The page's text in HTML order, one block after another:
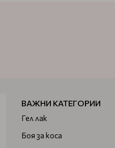
ВАЖНИ КАТЕГОРИИ
Гел лак
Боя за коса